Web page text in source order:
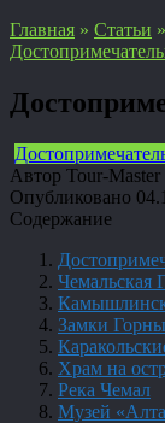
Главная » Статьи »
Автор Tour-Master
Опубликовано
Содержание
Чемальская
Замки
Храм на
Река Чемал
Музей